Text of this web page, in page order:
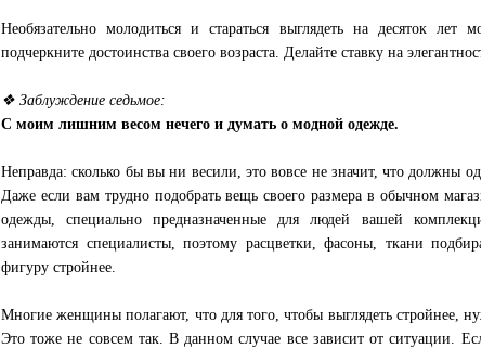
Необязательно молодиться и стараться выглядеть на десяток
подчеркните достоинства своего возраста. Делайте ставку на
❖ Заблуждение седьмое:
С моим лишним весом нечего и думать о модной одежде.
Неправда: сколько бы вы ни весили, это вовсе не значит, что должны
Даже если вам трудно подобрать вещь своего размера в обычном
одежды, специально предназначенные для людей вашей
занимаются специалисты, поэтому расцветки, фасоны, ткани
фигуру стройнее.
Многие женщины полагают, что для того, чтобы выглядеть стройнее,
Это тоже не совсем так. В данном случае все зависит от ситуации.